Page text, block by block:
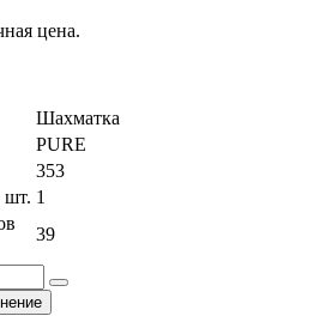
цена.
Шахматка
PURE
353
шт. 1
39